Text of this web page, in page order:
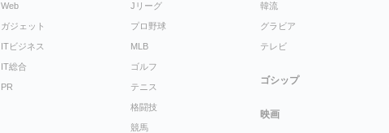
Web
ガジェット
ITビジネス
IT総合
PR
Jリーグ
プロ野球
MLB
ゴルフ
テニス
格闘技
競馬
韓流
グラビア
テレビ
ゴシップ
映画